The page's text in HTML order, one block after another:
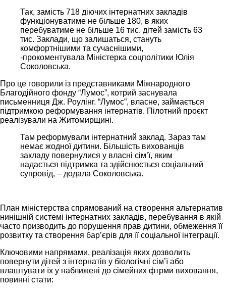
Так, замість 718 діючих інтернатних закладів
функціонуватиме не більше 180, в яких
перебуватиме не більше 16 тис. дітей замість 63
тис. Заклади, що залишаться, стануть
комфортнішими та сучаснішими,
-прокоментувала Міністерка соцполітики Юлія
Соколовська.
Про це говорили із представниками Міжнародного
Благодійного фонду “Лумос”, котрий заснувала
письменниця Дж. Роулінг. “Лумос”, власне, займається
підтримкою реформування інтернатів. Пілотний проєкт
реалізували на Житомирщині.
Там реформували інтернатний заклад. Зараз там
немає жодної дитини. Більшість вихованців
закладу повернулися у власні сім’ї, яким
надається підтримка та здійснюється соціальний
супровід, – додала Соколовська.
План міністерства спрямований на створення альтернатив
нинішній системі інтернатних закладів, перебування в якій
часто призводить до порушення прав дитини, обмеження її
розвитку та створення бар’єрів для її соціальної інтеграції.
Ключовими напрямами, реалізація яких дозволить
повернути дітей з інтернатів у біологічні сім’ї або
влаштувати їх у наближені до сімейних фтрми виховання,
повинні стати: